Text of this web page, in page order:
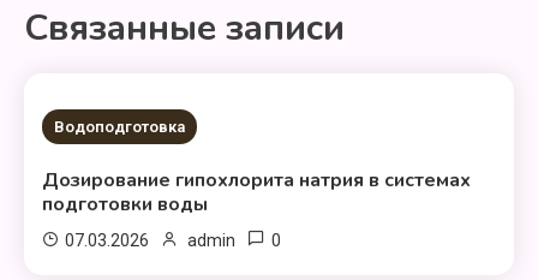
Связанные записи
1 МИНУТА ЧТЕНИЕ
Водоподготовка
Дозирование гипохлорита натрия в системах
подготовки воды
07.03.2026 admin 0